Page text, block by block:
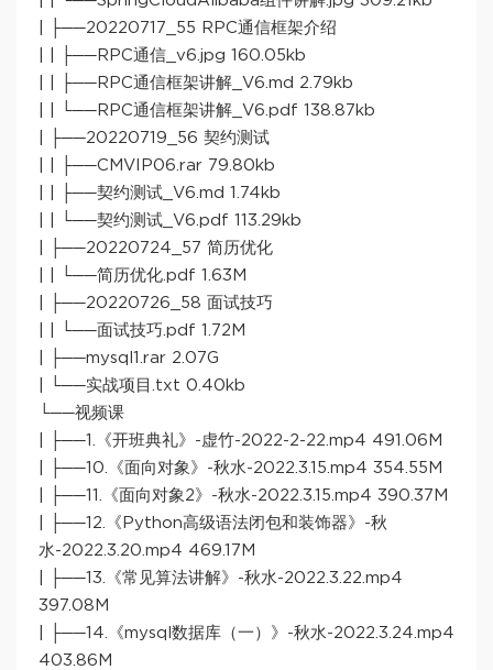
| ├──20220717_55 RPC通信框架介绍
| | ├──RPC通信_v6.jpg 160.05kb
| | ├──RPC通信框架讲解_V6.md 2.79kb
| | └──RPC通信框架讲解_V6.pdf 138.87kb
| ├──20220719_56 契约测试
| | ├──CMVIP06.rar 79.80kb
| | ├──契约测试_V6.md 1.74kb
| | └──契约测试_V6.pdf 113.29kb
| ├──20220724_57 简历优化
| | └──简历优化.pdf 1.63M
| ├──20220726_58 面试技巧
| | └──面试技巧.pdf 1.72M
| ├──mysql1.rar 2.07G
| └──实战项目.txt 0.40kb
└──视频课
| ├──1.《开班典礼》-虚竹-2022-2-22.mp4 491.06M
| ├──10.《面向对象》-秋水-2022.3.15.mp4 354.55M
| ├──11.《面向对象2》-秋水-2022.3.15.mp4 390.37M
| ├──12.《Python高级语法闭包和装饰器》-秋
水-2022.3.20.mp4 469.17M
| ├──13.《常见算法讲解》-秋水-2022.3.22.mp4
397.08M
| ├──14.《mysql数据库（一）》-秋水-2022.3.24.mp4
403.86M